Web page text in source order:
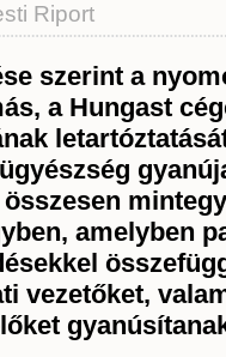
Riport
szerint a
a Hungast
amelyben
vezetőket,